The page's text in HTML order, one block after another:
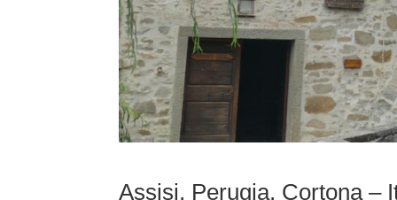
Assisi, Perugia, Cortona –